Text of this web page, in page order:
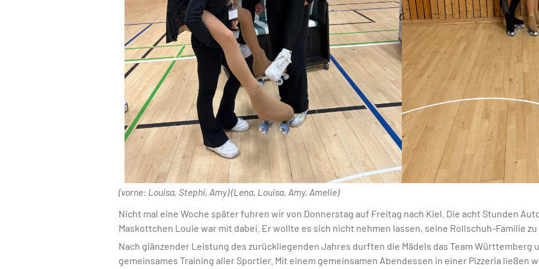
(vorne: Louisa, Stephi, Amy) (Lena, Louisa, Amy, Amelie)
Nicht mal eine Woche später fuhren wir von Donnerstag auf Freitag nach Kiel. Die acht Stunden
Maskottchen Louie war mit dabei. Er wollte es sich nicht nehmen lassen, seine Rollschuh-Familie
Nach glänzender Leistung des zurückliegenden Jahres durften die Mädels das Team Württemberg
gemeinsames Training aller Sportler. Mit einem gemeinsamen Abendessen in einer Pizzeria ließen